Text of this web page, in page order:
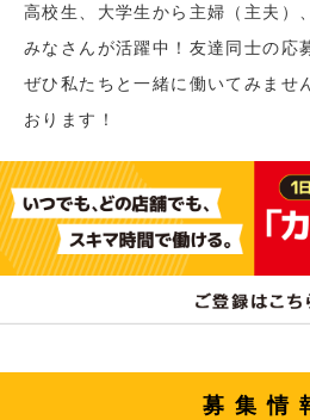
高校生、大学生から主婦（主夫）
みなさんが活躍中！友達同士の応
ぜひ私たちと一緒に働いてみませ
おります！
募集情